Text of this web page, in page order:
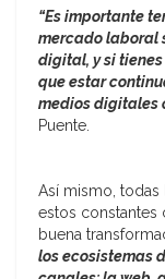
“Es importante
mercado laboral
digital, y si
que estar
medios digitales
Puente.
Así mismo, todas
estos
buena
los ecosistemas